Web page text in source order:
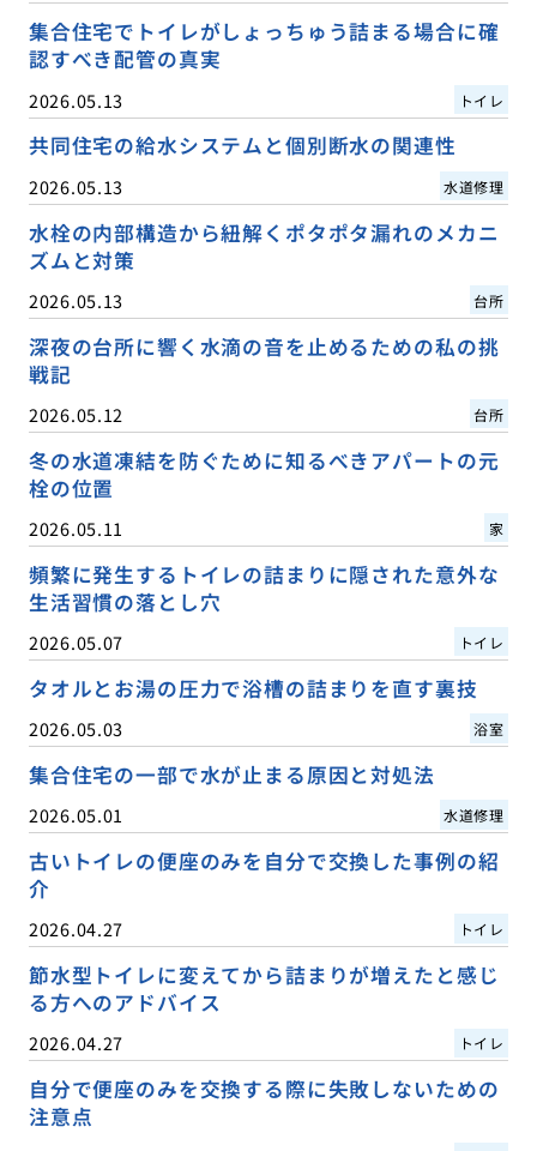
集合住宅でトイレがしょっちゅう詰まる場合に確
認すべき配管の真実
2026.05.13 トイレ
共同住宅の給水システムと個別断水の関連性
2026.05.13 水道修理
水栓の内部構造から紐解くポタポタ漏れのメカニ
ズムと対策
2026.05.13 台所
深夜の台所に響く水滴の音を止めるための私の挑
戦記
2026.05.12 台所
冬の水道凍結を防ぐために知るべきアパートの元
栓の位置
2026.05.11 家
頻繁に発生するトイレの詰まりに隠された意外な
生活習慣の落とし穴
2026.05.07 トイレ
タオルとお湯の圧力で浴槽の詰まりを直す裏技
2026.05.03 浴室
集合住宅の一部で水が止まる原因と対処法
2026.05.01 水道修理
古いトイレの便座のみを自分で交換した事例の紹
介
2026.04.27 トイレ
節水型トイレに変えてから詰まりが増えたと感じ
る方へのアドバイス
2026.04.27 トイレ
自分で便座のみを交換する際に失敗しないための
注意点